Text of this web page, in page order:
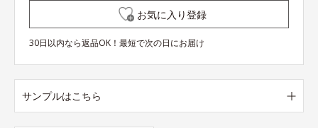
お気に入り登録
30日以内なら返品OK！最短で次の日にお届け
サンプルはこちら